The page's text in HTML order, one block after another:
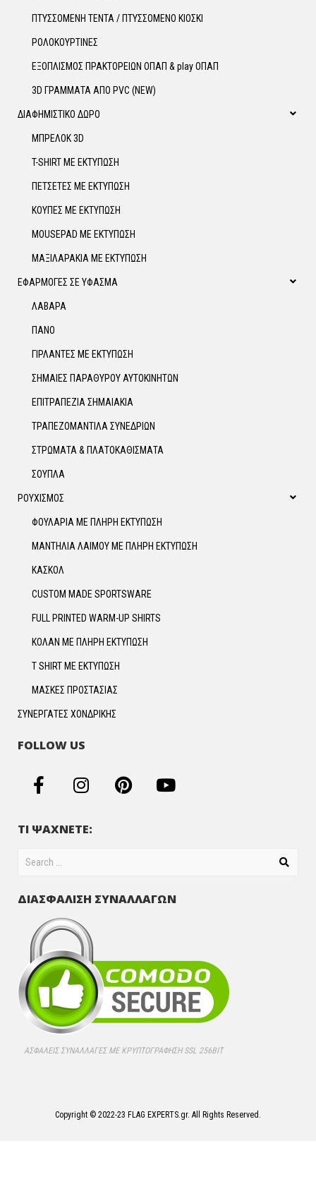
ΠΤΥΣΣΟΜΕΝΗ ΤΕΝΤΑ / ΠΤΥΣΣΟΜΕΝΟ ΚΙΟΣΚΙ
ΡΟΛΟΚΟΥΡΤΙΝΕΣ
ΕΞΟΠΛΙΣΜΟΣ ΠΡΑΚΤΟΡΕΙΩΝ ΟΠΑΠ & play ΟΠΑΠ
3D ΓΡΑΜΜΑΤΑ ΑΠΟ PVC (NEW)
ΔΙΑΦΗΜΙΣΤΙΚΟ ΔΩΡΟ
ΜΠΡΕΛΟΚ 3D
T-SHIRT ΜΕ ΕΚΤΥΠΩΣΗ
ΠΕΤΣΕΤΕΣ ΜΕ ΕΚΤΥΠΩΣΗ
ΚΟΥΠΕΣ ΜΕ ΕΚΤΥΠΩΣΗ
MOUSEPAD ΜΕ ΕΚΤΥΠΩΣΗ
ΜΑΞΙΛΑΡΑΚΙΑ ΜΕ ΕΚΤΥΠΩΣΗ
ΕΦΑΡΜΟΓΕΣ ΣΕ ΥΦΑΣΜΑ
ΛΑΒΑΡΑ
ΠΑΝΟ
ΓΙΡΛΑΝΤΕΣ ΜΕ ΕΚΤΥΠΩΣΗ
ΣΗΜΑΙΕΣ ΠΑΡΑΘΥΡΟΥ ΑΥΤΟΚΙΝΗΤΩΝ
ΕΠΙΤΡΑΠΕΖΙΑ ΣΗΜΑΙΑΚΙΑ
ΤΡΑΠΕΖΟΜΑΝΤΙΛΑ ΣΥΝΕΔΡΙΩΝ
ΣΤΡΩΜΑΤΑ & ΠΛΑΤΟΚΑΘΙΣΜΑΤΑ
ΣΟΥΠΛΑ
ΡΟΥΧΙΣΜΟΣ
ΦΟΥΛΑΡΙΑ ΜΕ ΠΛΗΡΗ ΕΚΤΥΠΩΣΗ
ΜΑΝΤΗΛΙΑ ΛΑΙΜΟΥ ΜΕ ΠΛΗΡΗ ΕΚΤΥΠΩΣΗ
ΚΑΣΚΟΛ
CUSTOM MADE SPORTSWARE
FULL PRINTED WARM-UP SHIRTS
ΚΟΛΑΝ ΜΕ ΠΛΗΡΗ ΕΚΤΥΠΩΣΗ
T SHIRT ΜΕ ΕΚΤΥΠΩΣΗ
ΜΑΣΚΕΣ ΠΡΟΣΤΑΣΙΑΣ
ΣΥΝΕΡΓΑΤΕΣ ΧΟΝΔΡΙΚΗΣ
FOLLOW US
ΤΙ ΨΑΧΝΕΤΕ:
ΔΙΑΣΦΑΛΙΣΗ ΣΥΝΑΛΛΑΓΩΝ
ΑΣΦΑΛΕΊΣ ΣΥΝΑΛΛΑΓΈΣ ΜΕ ΚΡΥΠΤΟΓΡΆΦΗΣΗ SSL 256BIT
Copyright © 2022-23 FLAG EXPERTS.gr. All Rights Reserved.